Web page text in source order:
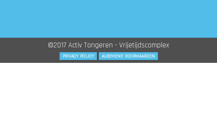
©2017 Activ Tongeren - Vrijetijdscomplex
PRIVACY POLICY ALGEMENE VOORWAARDEN